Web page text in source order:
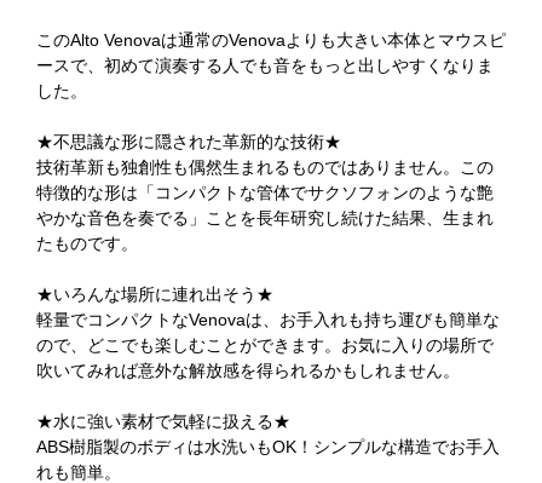
このAlto Venovaは通常のVenovaよりも大きい本体とマウスピ
ースで、初めて演奏する人でも音をもっと出しやすくなりま
した。
★不思議な形に隠された革新的な技術★
技術革新も独創性も偶然生まれるものではありません。この
特徴的な形は「コンパクトな管体でサクソフォンのような艶
やかな音色を奏でる」ことを長年研究し続けた結果、生まれ
たものです。
★いろんな場所に連れ出そう★
軽量でコンパクトなVenovaは、お手入れも持ち運びも簡単な
ので、どこでも楽しむことができます。お気に入りの場所で
吹いてみれば意外な解放感を得られるかもしれません。
★水に強い素材で気軽に扱える★
ABS樹脂製のボディは水洗いもOK！シンプルな構造でお手入
れも簡単。